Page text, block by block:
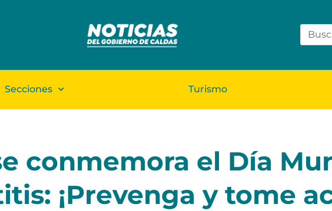
Secciones Turismo
conmemora el Día
¡Prevenga y tome